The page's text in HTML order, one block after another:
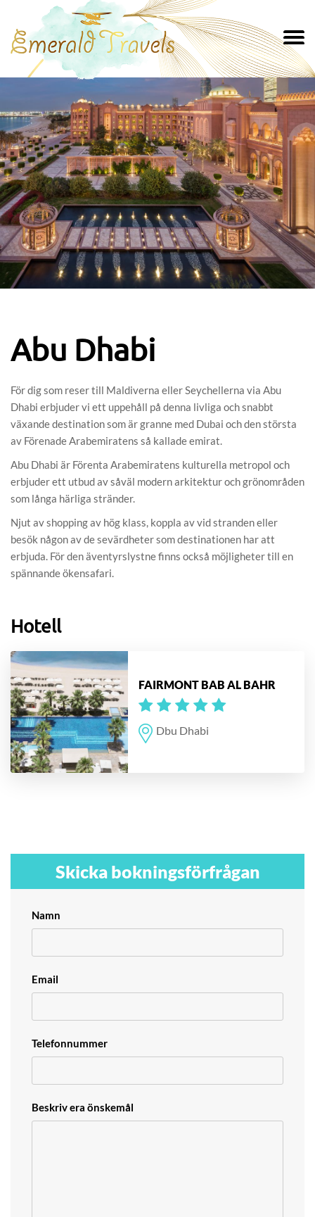
Abu Dhabi
För dig som reser till Maldiverna eller Seychellerna via Abu
Dhabi erbjuder vi ett uppehåll på denna livliga och snabbt
växande destination som är granne med Dubai och den största
av Förenade Arabemiratens så kallade emirat.
Abu Dhabi är Förenta Arabemiratens kulturella metropol och
erbjuder ett utbud av såväl modern arkitektur och grönområden
som långa härliga stränder.
Njut av shopping av hög klass, koppla av vid stranden eller
besök någon av de sevärdheter som destinationen har att
erbjuda. För den äventyrslystne finns också möjligheter till en
spännande ökensafari.
Hotell
FAIRMONT BAB AL BAHR
Dbu Dhabi
Skicka bokningsförfrågan
Namn
Email
Telefonnummer
Beskriv era önskemål